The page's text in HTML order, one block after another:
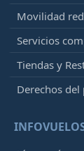
Movilidad
Servicios
Tiendas y
Derechos del